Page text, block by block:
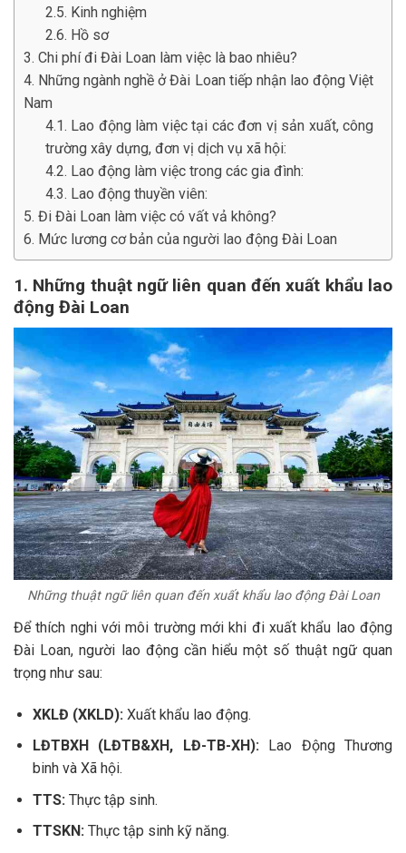
2.5. Kinh nghiệm
2.6. Hồ sơ
3. Chi phí đi Đài Loan làm việc là bao nhiêu?
4. Những ngành nghề ở Đài Loan tiếp nhận lao động Việt
Nam
4.1. Lao động làm việc tại các đơn vị sản xuất, công
trường xây dựng, đơn vị dịch vụ xã hội:
4.2. Lao động làm việc trong các gia đình:
4.3. Lao động thuyền viên:
5. Đi Đài Loan làm việc có vất vả không?
6. Mức lương cơ bản của người lao động Đài Loan
1. Những thuật ngữ liên quan đến xuất khẩu lao
động Đài Loan
Những thuật ngữ liên quan đến xuất khẩu lao động Đài Loan
Để thích nghi với môi trường mới khi đi xuất khẩu lao động
Đài Loan, người lao động cần hiểu một số thuật ngữ quan
trọng như sau:
XKLĐ (XKLD): Xuất khẩu lao động.
LĐTBXH (LĐTB&XH, LĐ-TB-XH):Lao Động Thương
binh và Xã hội.
TTS:Thực tập sinh.
TTSKN:Thực tập sinh kỹ năng.